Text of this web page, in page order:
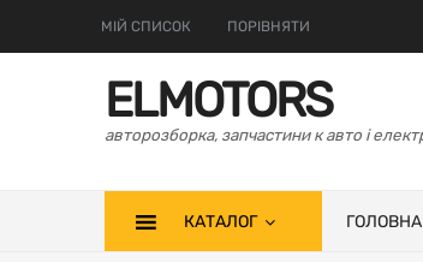
МІЙ СПИСОК ПОРІВНЯТИ
ELMOTORS
авторозборка, запчастини к авто і
КАТАЛОГ ГОЛОВНА